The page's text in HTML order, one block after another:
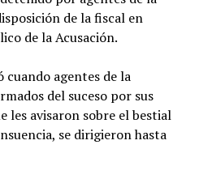
de la fiscal en
de la Acusación.
cuando agentes de la
del suceso por sus
les avisaron sobre el bestial
se dirigieron hasta